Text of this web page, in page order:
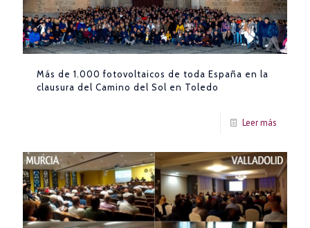
Más de 1.000 fotovoltaicos de toda España en la
clausura del Camino del Sol en Toledo
Leer más